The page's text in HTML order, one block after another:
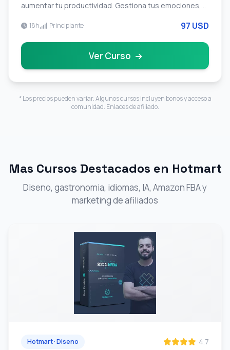
aumentar tu productividad. Gestiona tus emociones,
comprobadas.
18h Principiante 97 USD
Ver Curso
* Los precios pueden variar. Algunos cursos incluyen bonos y acceso a
comunidad. Enlaces de afiliado.
Mas Cursos Destacados en Hotmart
Diseno, gastronomia, idiomas, IA, Amazon FBA y
marketing de afiliados
Hotmart · Diseno 4.7